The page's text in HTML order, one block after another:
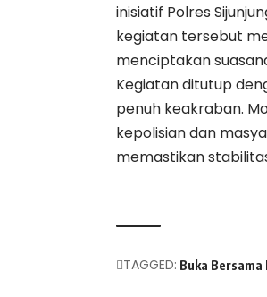
inisiatif Polres
kegiatan tersebut
menciptakan
Kegiatan ditutup
penuh keakraban.
kepolisian dan
memastikan
TAGGED: Buka Bersama